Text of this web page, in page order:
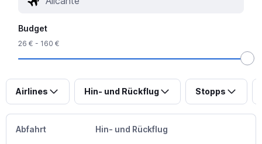
Budget
26 € - 160 €
Airlines Hin- und Rückflug Stopps
Abfahrt Hin- und Rückflug